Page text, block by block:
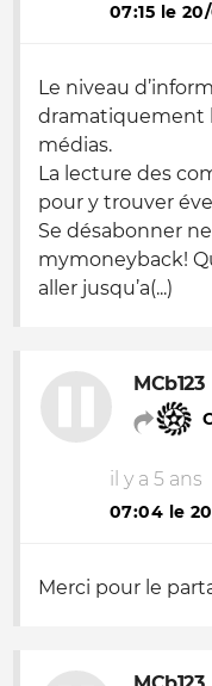
07:15 le
Le niveau
dramatiquement
médias.
La lecture des
pour y trouver
Se désabonner
mymoneyback!
aller jusqu’a(...)
MCb123
il y a 5 ans
07:04 le
Merci pour le